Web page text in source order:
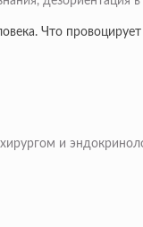
Что
и